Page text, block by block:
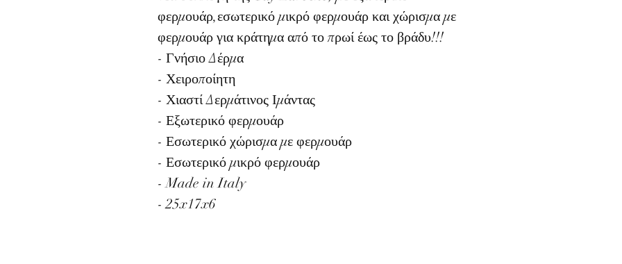
φερμουάρ,εσωτερικό μικρό φερμουάρ και χώρισμα με
φερμουάρ για κράτημα από το πρωί έως το βράδυ!!!
- Γνήσιο Δέρμα
- Χειροποίητη
- Χιαστί Δερμάτινος Ιμάντας
- Εξωτερικό φερμουάρ
- Εσωτερικό χώρισμα με φερμουάρ
- Εσωτερικό μικρό φερμουάρ
- Made in Italy
- 25x17x6